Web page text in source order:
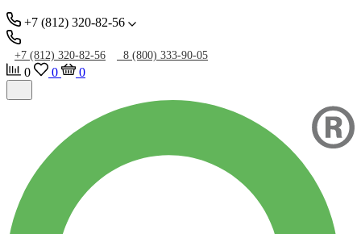
+7 (812) 320-82-56
+7 (812) 320-82-56 8 (800) 333-90-05
0 0 0